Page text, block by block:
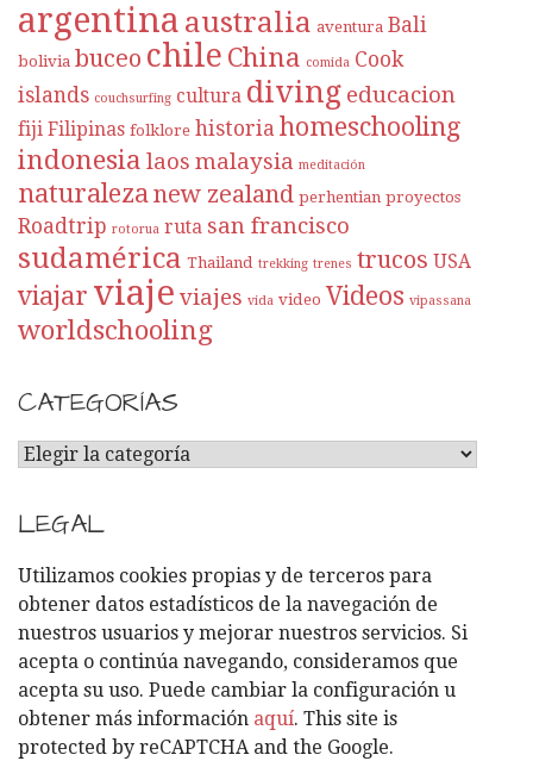
argentina australia aventura Bali
bolivia buceo chile China comida Cook
islands couchsurfing cultura diving educacion
fiji Filipinas folklore historia homeschooling
indonesia laos malaysia meditación
naturalezanew zealand perhentian proyectos
Roadtrip rotorua ruta san francisco
sudamérica Thailand trekking trenes trucos USA
viajar viaje viajes vida video Videos vipassana
worldschooling
CATEGORÍAS
C
T
E
G
O
R
Í
A
S
LEGAL
Utilizamos cookies propias y de terceros para
obtener datos estadísticos de la navegación de
nuestros usuarios y mejorar nuestros servicios. Si
acepta o continúa navegando, consideramos que
acepta su uso. Puede cambiar la configuración u
obtener más información aquí. This site is
protected by reCAPTCHA and the Google.